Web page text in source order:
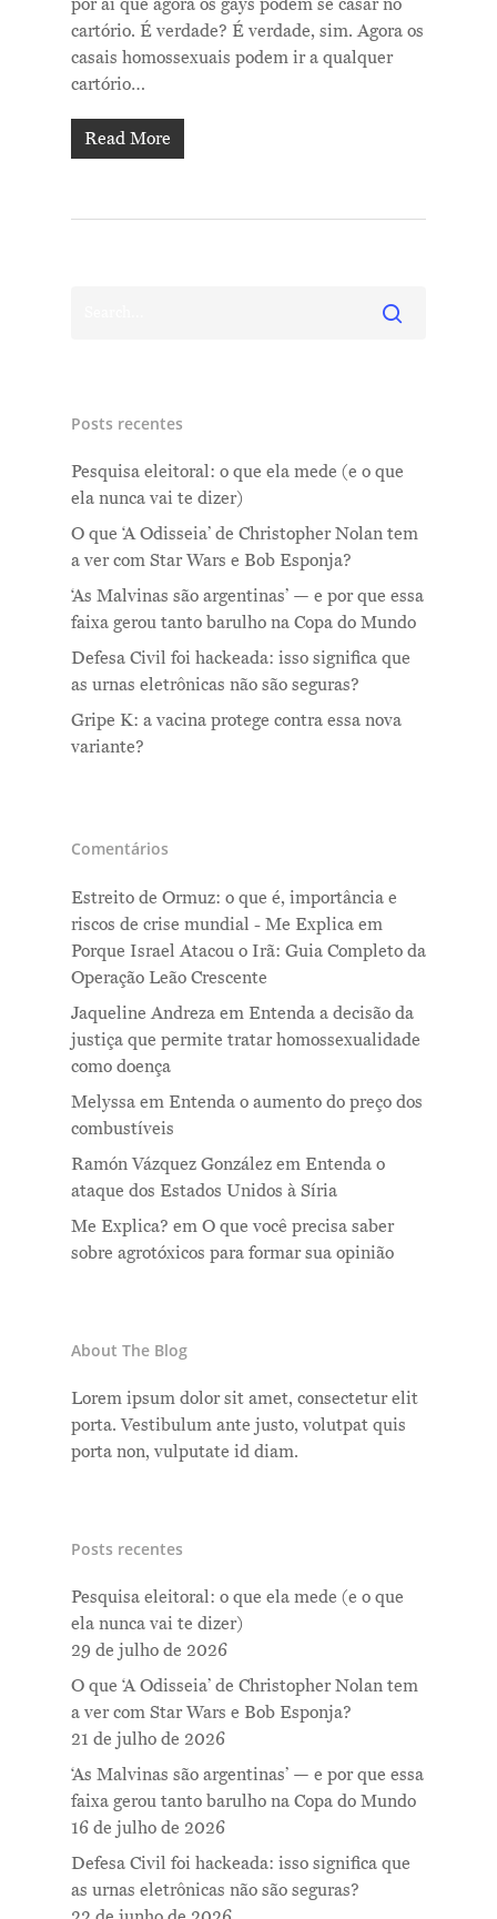
cartório. É verdade? É verdade, sim. Agora os
casais homossexuais podem ir a qualquer
cartório…
Read More
Posts recentes
Pesquisa eleitoral: o que ela mede (e o que
ela nunca vai te dizer)
O que ‘A Odisseia’ de Christopher Nolan tem
a ver com Star Wars e Bob Esponja?
‘As Malvinas são argentinas’ — e por que essa
faixa gerou tanto barulho na Copa do Mundo
Defesa Civil foi hackeada: isso significa que
as urnas eletrônicas não são seguras?
Gripe K: a vacina protege contra essa nova
variante?
Comentários
Estreito de Ormuz: o que é, importância e
riscos de crise mundial - Me Explica em
Porque Israel Atacou o Irã: Guia Completo da
Operação Leão Crescente
Jaqueline Andreza em Entenda a decisão da
justiça que permite tratar homossexualidade
como doença
Melyssa em Entenda o aumento do preço dos
combustíveis
Ramón Vázquez González em Entenda o
ataque dos Estados Unidos à Síria
Me Explica? em O que você precisa saber
sobre agrotóxicos para formar sua opinião
About The Blog
Lorem ipsum dolor sit amet, consectetur elit
porta. Vestibulum ante justo, volutpat quis
porta non, vulputate id diam.
Posts recentes
Pesquisa eleitoral: o que ela mede (e o que
ela nunca vai te dizer)
29 de julho de 2026
O que ‘A Odisseia’ de Christopher Nolan tem
a ver com Star Wars e Bob Esponja?
21 de julho de 2026
‘As Malvinas são argentinas’ — e por que essa
faixa gerou tanto barulho na Copa do Mundo
16 de julho de 2026
Defesa Civil foi hackeada: isso significa que
as urnas eletrônicas não são seguras?